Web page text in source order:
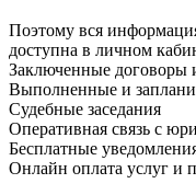
Поэтому вся
доступна в личном
Заключенные договоры
Выполненные и
Судебные заседания
Оперативная связь с
Бесплатные
Онлайн оплата услуг и